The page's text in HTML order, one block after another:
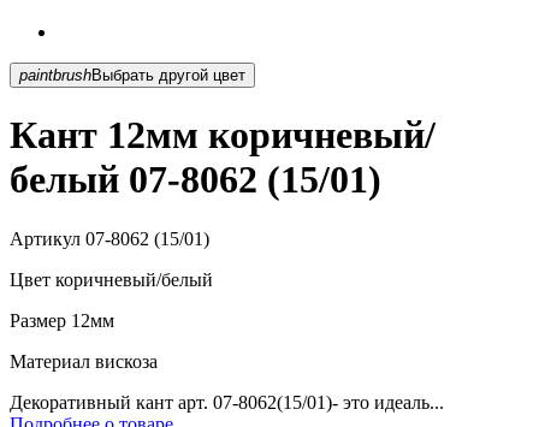
paintbrush Выбрать другой цвет
Кант 12мм коричневый/
белый 07-8062 (15/01)
Артикул 07-8062 (15/01)
Цвет коричневый/белый
Размер 12мм
Материал вискоза
Декоративный кант арт. 07-8062(15/01)- это идеаль...